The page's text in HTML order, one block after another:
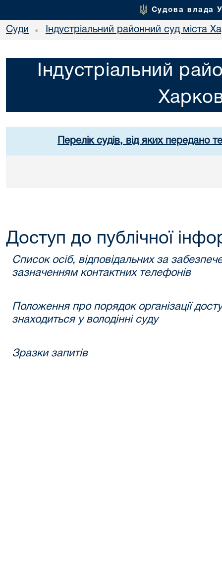
Судова влада
Суди • Індустріальний районний суд міста
Індустріальний
Перелік судів, від яких передано
Доступ до публічної
Список осіб, відповідальних за
зазначенням контактних телефонів
Положення про порядок організації
знаходиться у володінні суду
Зразки запитів